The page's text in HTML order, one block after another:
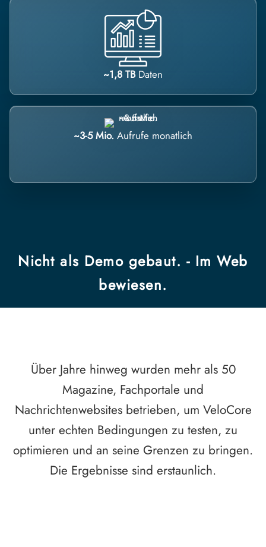
~1,8 TB Daten
~3-5 Mio. Aufrufe monatlich
Nicht als Demo gebaut. - Im Web
bewiesen.
Über Jahre hinweg wurden mehr als 50
Magazine, Fachportale und
Nachrichtenwebsites betrieben, um VeloCore
unter echten Bedingungen zu testen, zu
optimieren und an seine Grenzen zu bringen.
Die Ergebnisse sind erstaunlich.